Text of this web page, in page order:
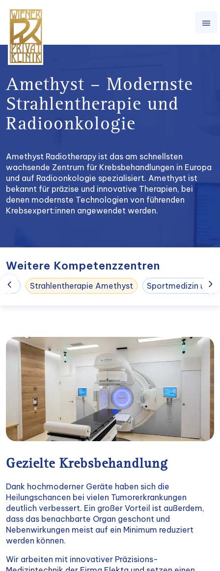
Amethyst – Modernste
Strahlentherapie und
Radioonkologie
Amethyst Radiotherapy ist das am schnellsten
wachsende Zentrum für Krebsbehandlungen in Europa
und auf Radioonkologie spezialisiert. Amethyst ist
bekannt für präzise und innovative Therapien, bei
denen modernste Technologien von führenden
Krebsexpert:innen angewendet werden.
Weitere Kompetenzzentren
Strahlentherapie Amethyst Sportmedizin und
Gezielte Krebsbehandlung
Dank hochmoderner Geräte haben sich die
Heilungschancen bei vielen Tumorerkrankungen
deutlich verbessert. Ein großer Vorteil ist außerdem,
dass das benachbarte Organ geschont und
Nebenwirkungen meist auf ein Minimum reduziert
werden können.
Wir arbeiten mit innovativer Präzisions-